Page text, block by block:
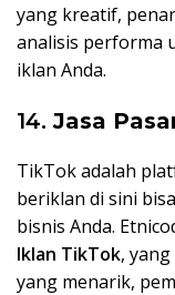
yang kreatif,
analisis performa
iklan Anda.
14.Jasa
TikTok adalah
beriklan di sini
bisnis Anda.
Iklan TikTok,
yang menarik,